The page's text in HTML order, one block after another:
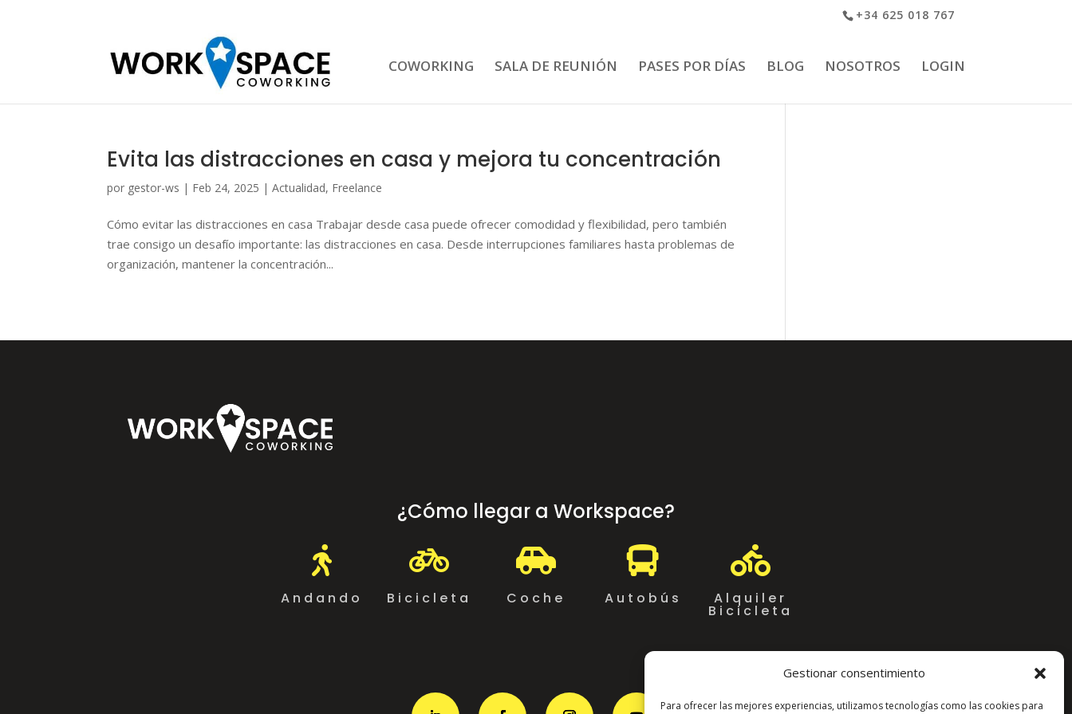
Gestionar consentimiento
Para ofrecer las mejores experiencias, utilizamos tecnologías como las cookies para
+34 625 018 767
COWORKING SALA DE REUNIÓN PASES POR DÍAS BLOG NOSOTROS LOGIN
Evita las distracciones en casa y mejora tu concentración
por gestor-ws | Feb 24, 2025 |Actualidad, Freelance
Cómo evitar las distracciones en casa Trabajar desde casa puede ofrecer comodidad y flexibilidad, pero también
trae consigo un desafío importante: las distracciones en casa. Desde interrupciones familiares hasta problemas de
organización, mantener la concentración...
¿Cómo llegar a Workspace?

Andando

Bicicleta

Coche

Autobús

Alquiler
Bicicleta